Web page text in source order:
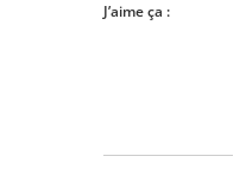
J’aime ça :